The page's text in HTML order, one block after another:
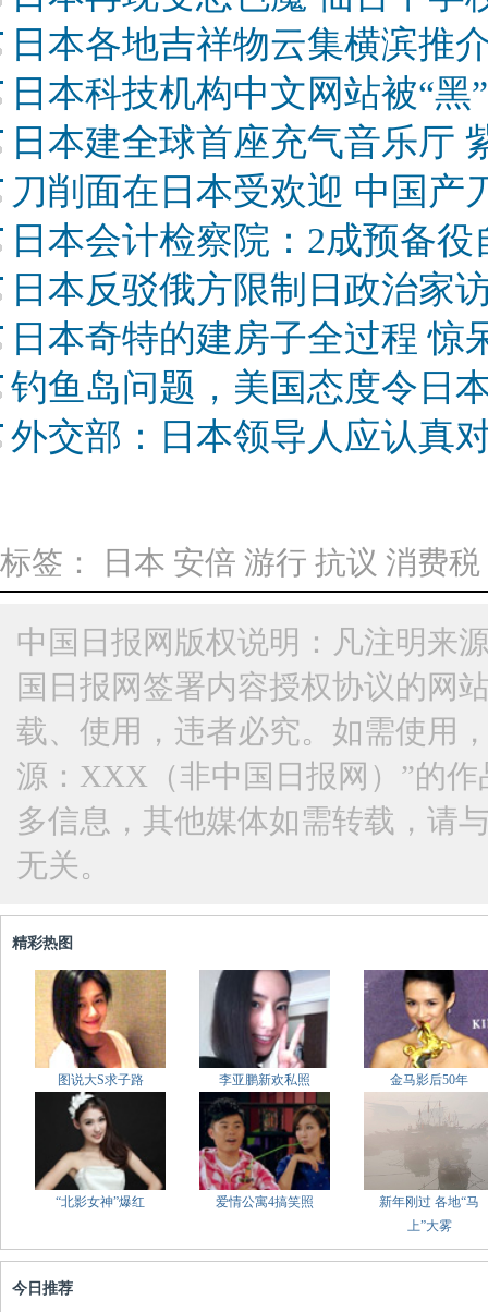
日本各地吉祥物云集横滨推
日本科技机构中文网站被“
日本建全球首座充气音乐厅
刀削面在日本受欢迎 中国产
日本会计检察院：2成预备
日本反驳俄方限制日政治家
日本奇特的建房子全过程 惊
钓鱼岛问题，美国态度令日
外交部：日本领导人应认真
标签： 日本 安倍 游行 抗议 消费税
中国日报网版权说明：凡注明来
国日报网签署内容授权协议的网
载、使用，违者必究。如需使用
源：XXX（非中国日报网）”的
多信息，其他媒体如需转载，请
无关。
精彩热图
图说大S求子路 李亚鹏新欢私照 金马影后50年
“北影女神”爆红 爱情公寓4搞笑照
新年刚过 各地“马
上”大雾
今日推荐